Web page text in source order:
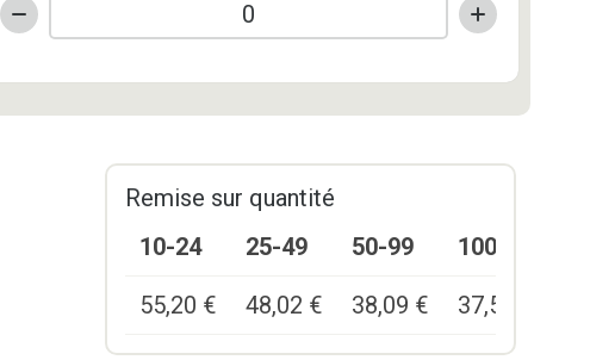
Remise sur quantité
10-24
25-49 50-99 100+
55,20 € 48,02 € 38,09 € 37,54